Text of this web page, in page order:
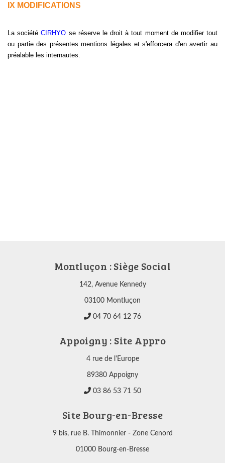
IX MODIFICATIONS
La sociétéCIRHYO se réserve le droit à tout moment de modifier tout
ou partie des présentes mentions légales et s'efforcera d'en avertir au
préalable les internautes.
Montluçon : Siège Social
142, Avenue Kennedy
03100 Montluçon
04 70 64 12 76
Appoigny : Site Appro
4 rue de l'Europe
89380 Appoigny
03 86 53 71 50
Site Bourg-en-Bresse
9 bis, rue B. Thimonnier - Zone Cenord
01000 Bourg-en-Bresse